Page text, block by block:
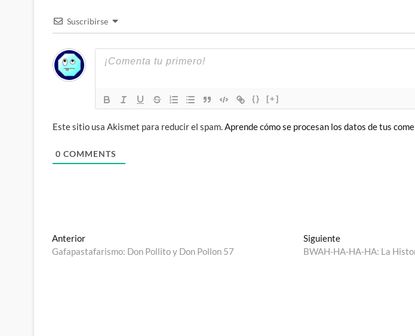
Suscribirse
{} [+]
Este sitio usa Akismet para reducir el spam.Aprende cómo se procesan los datos de tus
0 COMMENTS
Navegación
de
AnteriorEntrada
anterior:
Gafapastafarismo: Don Pollito y Don Pollon 57
SiguienteEntrada
siguiente:
BWAH-HA-HA-HA: La